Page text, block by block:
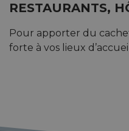
RESTAURANTS,
Pour apporter du
forte à vos lieux